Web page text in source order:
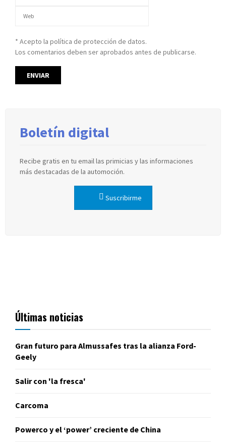
* Acepto la política de protección de datos.
Los comentarios deben ser aprobados antes de publicarse.
Boletín digital
Recibe gratis en tu email las primicias y las informaciones
más destacadas de la automoción.
Suscribirme
Últimas noticias
Gran futuro para Almussafes tras la alianza Ford-
Geely
Salir con 'la fresca'
Carcoma
Powerco y el ‘power’ creciente de China